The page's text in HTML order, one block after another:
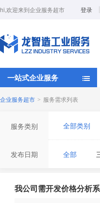
hi,欢迎来到企业服务超市 登录
一站式企业服务
企业服务超市 > 服务需求列表
服务类别 全部类别
发布日期 全部
我公司需开发价格分析